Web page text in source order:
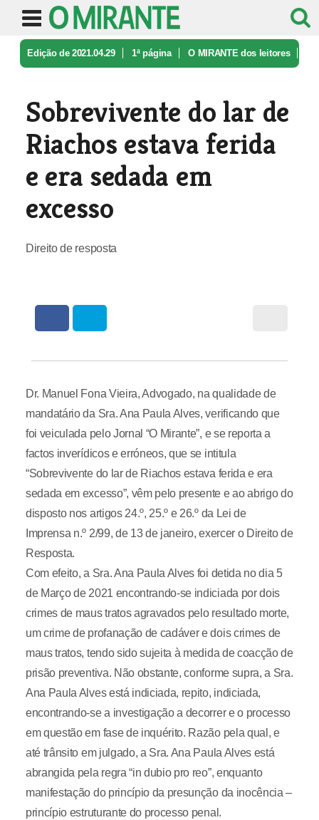
Edição de 2021.04.29 1ª página O MIRANTE dos leitores
Sobrevivente do lar de
Riachos estava ferida
e era sedada em
excesso
Direito de resposta
Dr. Manuel Fona Vieira, Advogado, na qualidade de
mandatário da Sra. Ana Paula Alves, verificando que
foi veiculada pelo Jornal “O Mirante”, e se reporta a
factos inverídicos e erróneos, que se intitula
“Sobrevivente do lar de Riachos estava ferida e era
sedada em excesso”, vêm pelo presente e ao abrigo do
disposto nos artigos 24.º, 25.º e 26.º da Lei de
Imprensa n.º 2/99, de 13 de janeiro, exercer o Direito de
Resposta.
Com efeito, a Sra. Ana Paula Alves foi detida no dia 5
de Março de 2021 encontrando-se indiciada por dois
crimes de maus tratos agravados pelo resultado morte,
um crime de profanação de cadáver e dois crimes de
maus tratos, tendo sido sujeita à medida de coacção de
prisão preventiva. Não obstante, conforme supra, a Sra.
Ana Paula Alves está indiciada, repito, indiciada,
encontrando-se a investigação a decorrer e o processo
em questão em fase de inquérito. Razão pela qual, e
até trânsito em julgado, a Sra. Ana Paula Alves está
abrangida pela regra “in dubio pro reo”, enquanto
manifestação do princípio da presunção da inocência –
princípio estruturante do processo penal.